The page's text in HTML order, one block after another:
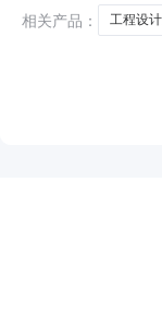
相关产品：
工程设